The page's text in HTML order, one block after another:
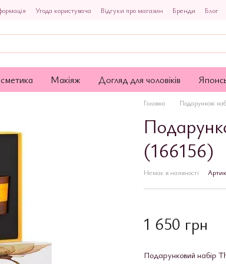
Угода користувача Відгуки про магазин Бренди Блог
Макіяж Догляд для чоловіків
Головна Подарункові
(166156)
Немає в наявності
1 650 грн
Подарунковий набір